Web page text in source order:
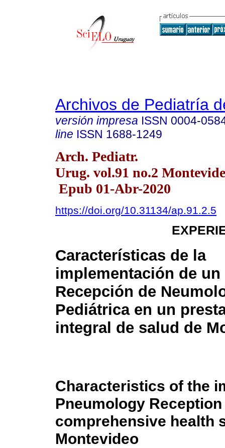
Archivos de Pediatría
versión impresa ISSN 0004-
line ISSN 1688-1249
Arch. Pediatr.
Urug. vol.91 no.2
Epub 01-Abr-2020
https://doi.org/10.31134/ap.91.2.5
Características de la
implementación de un
Recepción de
Pediátrica en un
integral de salud de
Characteristics of the
Pneumology
comprehensive health
Montevideo